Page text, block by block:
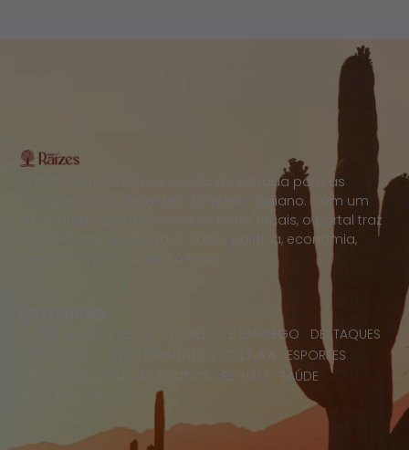
O Portal Raízes é a sua porta de entrada para as
notícias mais relevantes do interior baiano. Com um
olhar atento para as comunidades locais, o portal traz
informações atualizadas sobre política, economia,
CONCURSOS E EMPREGO
DESTAQUES
ENTRETERIMENTO E CULTURA
ESPORTES
POLITICA REGIÃO
SAÚDE